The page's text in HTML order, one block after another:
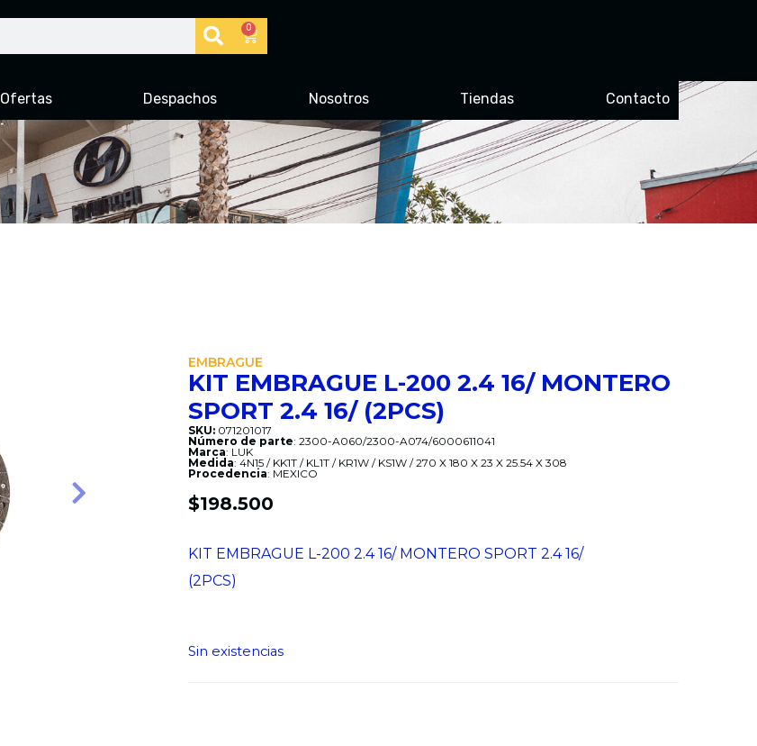
0
Ofertas Despachos Nosotros Tiendas Contacto
Siguiente
EMBRAGUE
KIT EMBRAGUE L-200 2.4 16/ MONTERO
SPORT 2.4 16/ (2PCS)
SKU: 071201017
Número de parte: 2300-A060/2300-A074/6000611041
Marca: LUK
Medida: 4N15 / KK1T / KL1T / KR1W / KS1W / 270 X 180 X 23 X 25.54 X 308
Procedencia: MEXICO
$198.500
KIT EMBRAGUE L-200 2.4 16/ MONTERO SPORT 2.4 16/
(2PCS)
Sin existencias